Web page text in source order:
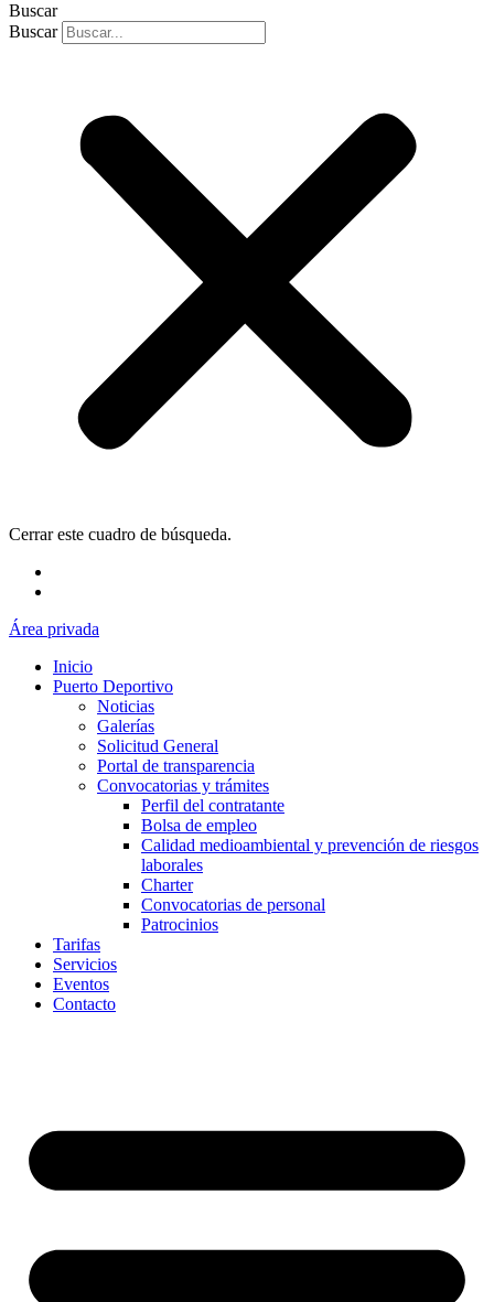
Buscar
Buscar
Cerrar este cuadro de búsqueda.
Área privada
Inicio
Puerto Deportivo
Noticias
Galerías
Solicitud General
Portal de transparencia
Convocatorias y trámites
Perfil del contratante
Bolsa de empleo
Calidad medioambiental y prevención de riesgos
laborales
Charter
Convocatorias de personal
Patrocinios
Tarifas
Servicios
Eventos
Contacto